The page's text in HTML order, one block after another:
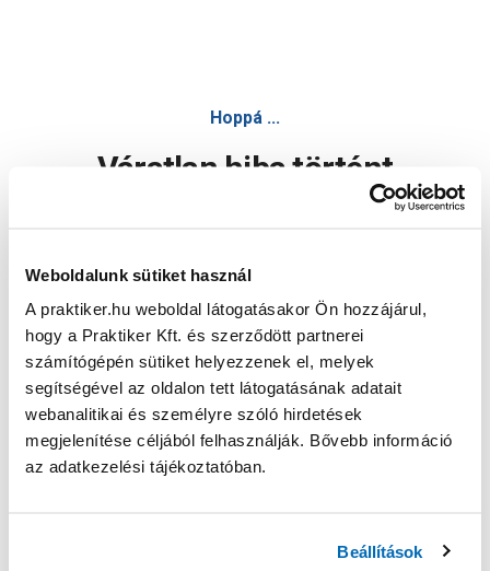
Weboldalunk sütiket használ
A praktiker.hu weboldal látogatásakor Ön hozzájárul,
hogy a Praktiker Kft. és szerződött partnerei
számítógépén sütiket helyezzenek el, melyek
segítségével az oldalon tett látogatásának adatait
webanalitikai és személyre szóló hirdetések
megjelenítése céljából felhasználják. Bővebb információ
az adatkezelési tájékoztatóban.
Beállítások
Hoppá ...
Váratlan hiba történt
Oldal újratöltése